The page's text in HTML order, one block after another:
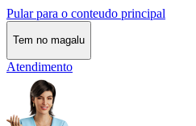
Pular para o conteudo principal
Tem no magalu
Atendimento